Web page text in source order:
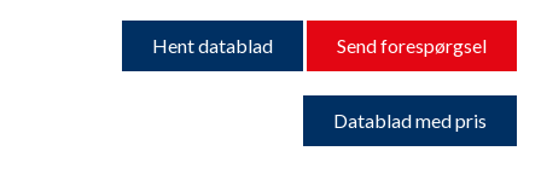
Hent datablad Send forespørgsel
Datablad med pris